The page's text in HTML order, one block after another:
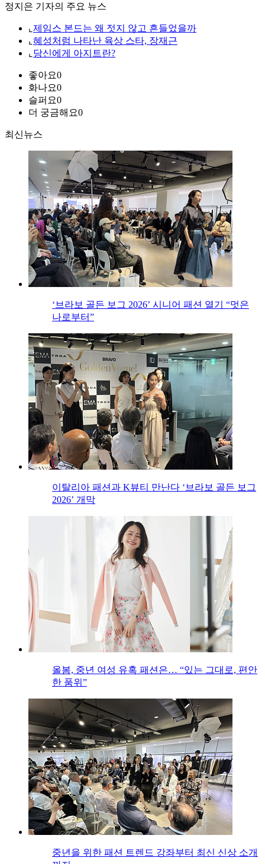
정지은 기자의 주요 뉴스
⌞ 제임스 본드는 왜 젓지 않고 흔들었을까
⌞ 혜성처럼 나타난 육상 스타, 장재근
⌞ 당신에게 아지트란?
좋아요0
화나요0
슬퍼요0
더 궁금해요0
최신뉴스
‘브라보 골든 보그 2026’ 시니어 패션 열기 “멋은
나로부터”
이탈리아 패션과 K뷰티 만난다 ‘브라보 골든 보그
2026’ 개막
올봄, 중년 여성 유혹 패션은… “있는 그대로, 편안
한 품위”
중년을 위한 패션 트렌드 강좌부터 최신 신상 소개